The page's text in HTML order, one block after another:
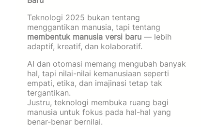
Teknologi 2025 bukan tentang
menggantikan manusia, tapi tentang
membentuk manusia versi baru — lebih
adaptif, kreatif, dan kolaboratif.
AI dan otomasi memang mengubah banyak
hal, tapi nilai-nilai kemanusiaan seperti
empati, etika, dan imajinasi tetap tak
tergantikan.
Justru, teknologi membuka ruang bagi
manusia untuk fokus pada hal-hal yang
benar-benar bernilai.